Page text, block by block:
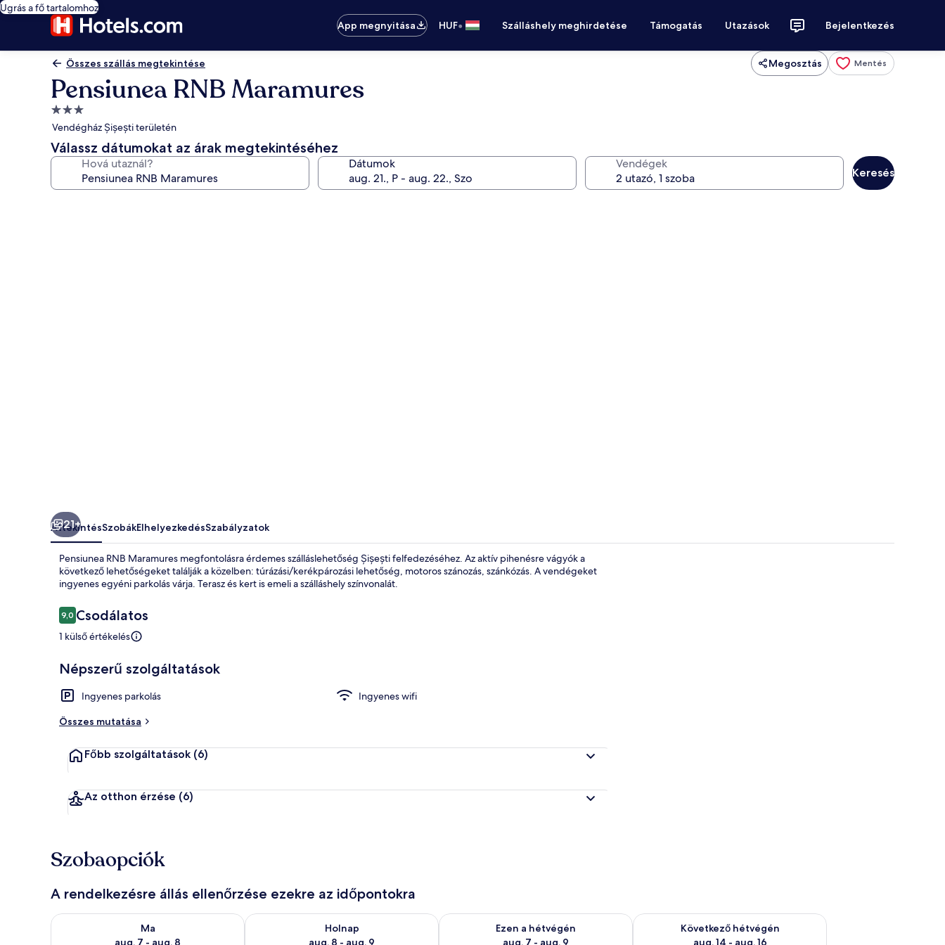
Ugrás a fő tartalomhoz
App megnyitása
HUF• Szálláshely meghirdetése Támogatás Utazások Bejelentkezés
Összes szállás megtekintése Megosztás Mentés
Pensiunea RNB Maramures
3.0
csillagos
szálláshely
Vendégház Șișești területén
Válassz dátumokat az árak megtekintéséhez
Hová utaznál? Dátumok Vendégek
Keresés
21+
ÁttekintésSzobákElhelyezkedésSzabályzatok
Pensiunea RNB Maramures megfontolásra érdemes szálláslehetőség Șișești felfedezéséhez. Az aktív pihenésre vágyók a
következő lehetőségeket találják a közelben: túrázási/kerékpározási lehetőség, motoros szánozás, szánkózás. A vendégeket
ingyenes egyéni parkolás várja. Terasz és kert is emeli a szálláshely színvonalát.
Értékelések
9,09,0 ennyiből: 10
Csodálatos
1 külső értékelés
Népszerű szolgáltatások
Ingyenes parkolás
Ingyenes wifi
Összes mutatása
Főbb szolgáltatások (6)
Az otthon érzése (6)
Szobaopciók
A rendelkezésre állás ellenőrzése ezekre az időpontokra
Ma
aug. 7 - aug. 8
A ma esti rendelkezésre állás ellenőrzése: aug. 7 - aug. 8
Holnap
aug. 8 - aug. 9
A holnapi rendelkezésre állás ellenőrzése: aug. 8 - aug. 9
Ezen a hétvégén
aug. 7 - aug. 9
A mostani hétvégi rendelkezésre állás ellenőrzése: aug. 7 - aug. 9
Következő hétvégén
aug. 14 - aug. 16
A következő hétvégi rendelkezésre állás ellenőrzése: aug. 14 -